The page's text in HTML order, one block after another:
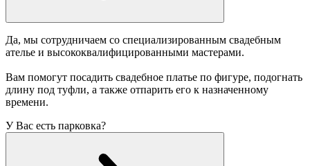
Да, мы сотрудничаем со специализированным свадебным
ателье и высококвалифицированными мастерами.
Вам помогут посадить свадебное платье по фигуре, подогнать
длину под туфли, а также отпарить его к назначенному
времени.
У Вас есть парковка?